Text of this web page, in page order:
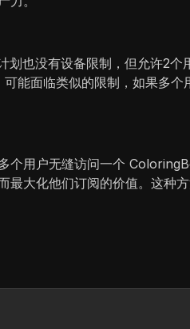
也没有设备限制，但允许2个
能面临类似的限制，如果多
用户无缝访问一个
大化他们订阅的价值。这种